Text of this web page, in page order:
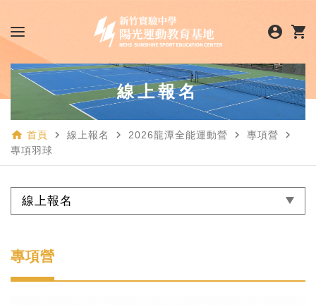
account_circle shopping_cart
線上報名
home 首頁 navigate_next 線上報名 navigate_next 2026龍潭全能運動營 navigate_next 專項營 navigate_next
專項羽球
線上報名
專項營